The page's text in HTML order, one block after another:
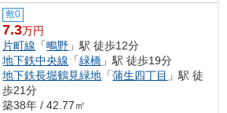
敷0
7.3万円
片町線 「鴫野 」駅 徒歩12分
地下鉄中央線 「緑橋 」駅 徒歩19分
地下鉄長堀鶴見緑地 「蒲生四丁目 」駅 徒
歩21分
築38年 / 42.77㎡